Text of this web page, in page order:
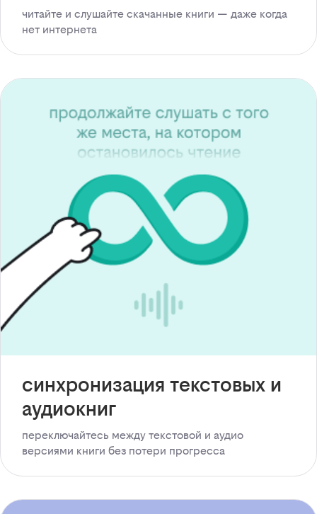
читайте и слушайте скачанные книги — даже когда
нет интернета
синхронизация текстовых и
аудиокниг
переключайтесь между текстовой и аудио
версиями книги без потери прогресса